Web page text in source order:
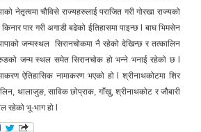
नेतृत्वमा चौविसे राज्यहरुलाई पराजित गरी गोरखा राज्यको
किनार पार गरी अगाडी बढेको ईतिहासमा पाइन्छ l बाघ भिमसेन
जन्मस्थल सिरानचोकमा नै रहेको देखिन्छ र तत्कालिन
जन्म स्थल समेत सिरानचोक हो भन्ने भनाई रहेको छ l
ऐतिहासिक नामाकरण भएको हो l श्रीनाथकोटमा शिर
थालाजुङ, साविक छोप्राक, गाँखु, श्रीनाथकोट र जौबारी
रहेको भू-भाग हो l